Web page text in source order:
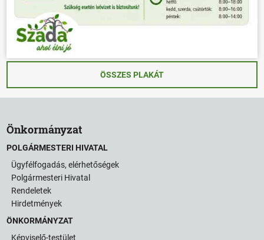
ÖSSZES PLAKÁT
Önkormányzat
POLGÁRMESTERI HIVATAL
Ügyfélfogadás, elérhetőségek
Polgármesteri Hivatal
Rendeletek
Hirdetmények
ÖNKORMÁNYZAT
Képviselő-testület